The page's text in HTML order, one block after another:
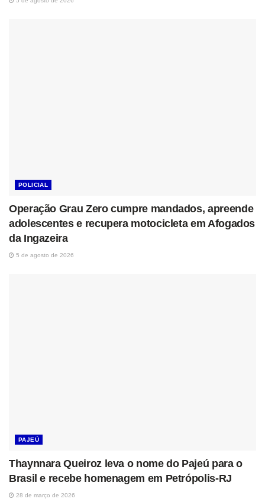
POLICIAL
Operação Grau Zero cumpre mandados, apreende
adolescentes e recupera motocicleta em Afogados
da Ingazeira
5 de agosto de 2026
PAJEÚ
Thaynnara Queiroz leva o nome do Pajeú para o
Brasil e recebe homenagem em Petrópolis-RJ
28 de março de 2026